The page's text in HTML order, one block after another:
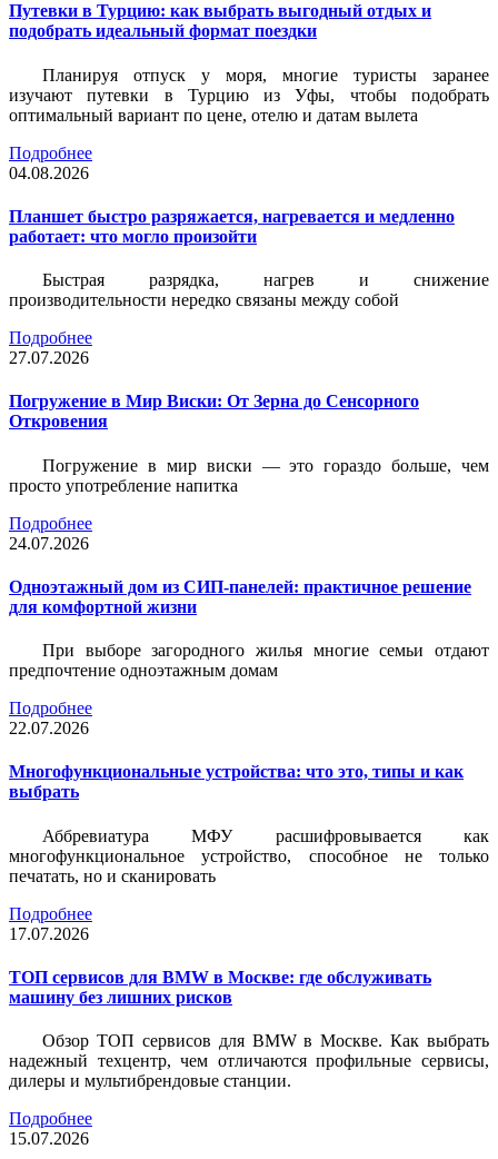
Путевки в Турцию: как выбрать выгодный отдых и
подобрать идеальный формат поездки
Планируя отпуск у моря, многие туристы заранее
изучают путевки в Турцию из Уфы, чтобы подобрать
оптимальный вариант по цене, отелю и датам вылета
Подробнее
04.08.2026
Планшет быстро разряжается, нагревается и медленно
работает: что могло произойти
Быстрая разрядка, нагрев и снижение
производительности нередко связаны между собой
Подробнее
27.07.2026
Погружение в Мир Виски: От Зерна до Сенсорного
Откровения
Погружение в мир виски — это гораздо больше, чем
просто употребление напитка
Подробнее
24.07.2026
Одноэтажный дом из СИП-панелей: практичное решение
для комфортной жизни
При выборе загородного жилья многие семьи отдают
предпочтение одноэтажным домам
Подробнее
22.07.2026
Многофункциональные устройства: что это, типы и как
выбрать
Аббревиатура МФУ расшифровывается как
многофункциональное устройство, способное не только
печатать, но и сканировать
Подробнее
17.07.2026
ТОП сервисов для BMW в Москве: где обслуживать
машину без лишних рисков
Обзор ТОП сервисов для BMW в Москве. Как выбрать
надежный техцентр, чем отличаются профильные сервисы,
дилеры и мультибрендовые станции.
Подробнее
15.07.2026